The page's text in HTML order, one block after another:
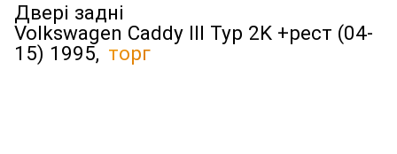
Двері задні
Volkswagen Caddy III Typ 2K +рест (04-
15) 1995, торг